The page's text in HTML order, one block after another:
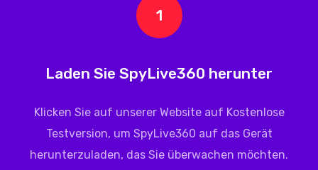
1
Laden Sie SpyLive360 herunter
Klicken Sie auf unserer Website auf Kostenlose
Testversion, um SpyLive360 auf das Gerät
herunterzuladen, das Sie überwachen möchten.